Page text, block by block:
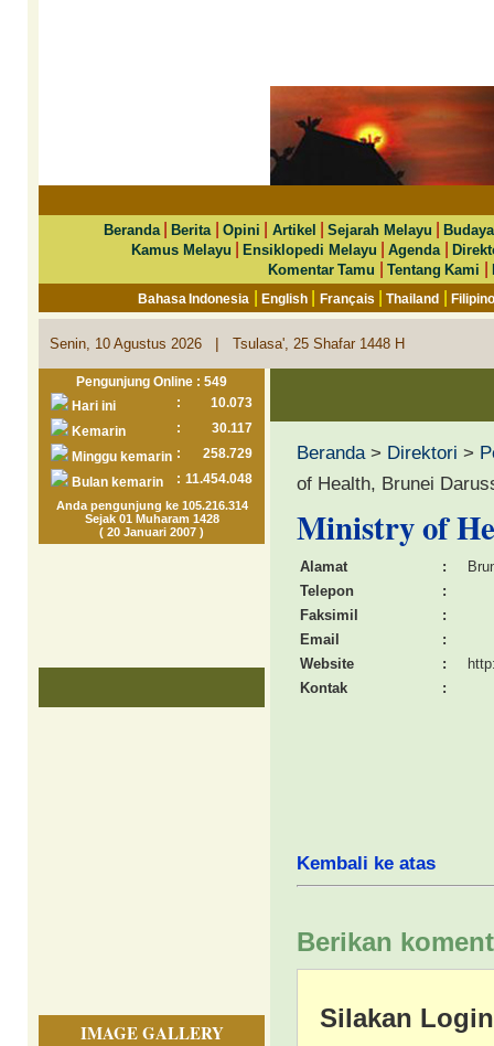
Beranda|Berita Opini Artikel |Sejarah Melayu |
Kamus Melayu
|Ensiklopedi Melayu |Agenda |
Komentar Tamu
|Tentang Kami |
Bahasa Indonesia |English Français |Thailand |
Senin, 10 Agustus 2026 | Tsulasa', 25 Shafar 1448 H
Pengunjung Online : 549
Hari ini
:
10.073
Kemarin
:
30.117
Minggu kemarin :
258.729
Bulan kemarin
: 11.454.048
Anda pengunjung ke 105.216.314
Sejak 01 Muharam 1428
( 20 Januari 2007 )
IMAGE GALLERY
Beranda> Direktori >
of Health, Brunei
Ministry of
Alamat :
Telepon
:
Faksimil
:
Email
:
Website
:
Kontak
:
Kembali ke atas
Berikan
Silakan